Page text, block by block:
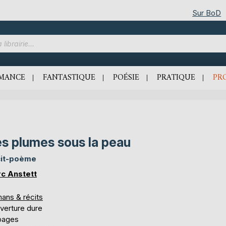
Sur BoD
FANTASTIQUE POÉSIE PRATIQUE
plumes sous la peau
poème
Anstett
& récits
dure